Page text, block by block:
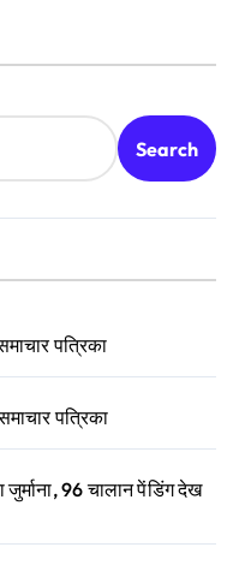
Search
पत्रिका
पत्रिका
96 चालान पेंडिंग देख